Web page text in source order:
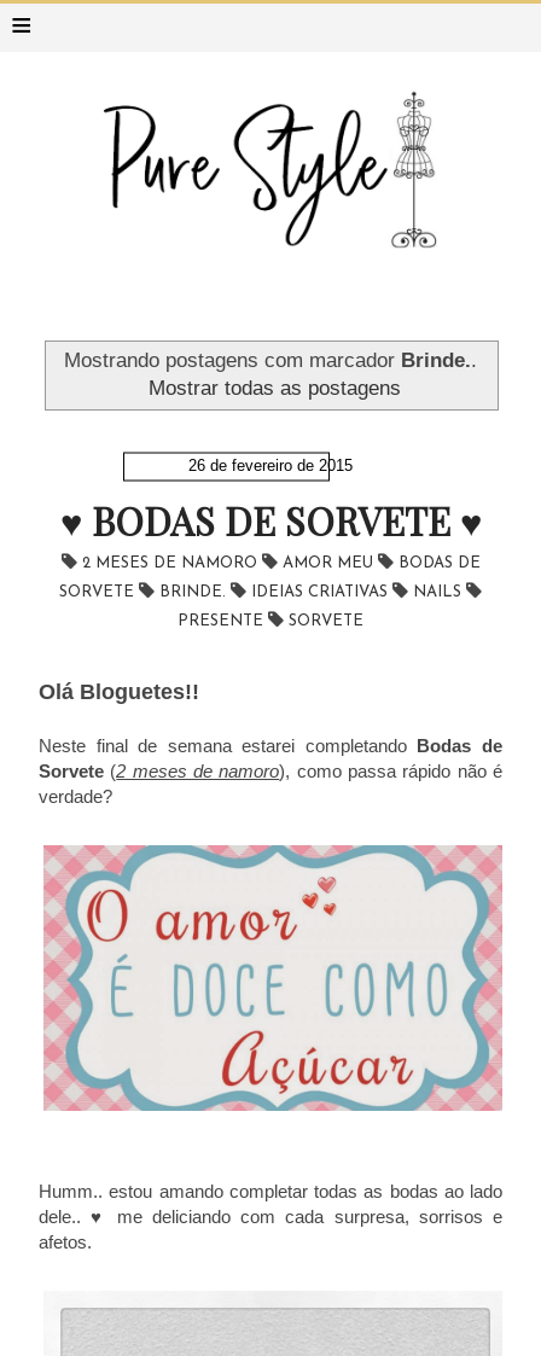
≡
Mostrando postagens com marcador Brinde..
Mostrar todas as postagens
26 de fevereiro de 2015
♥ BODAS DE SORVETE ♥
2 MESES DE NAMORO AMOR MEU
BODAS DE
SORVETE
BRINDE. IDEIAS CRIATIVAS
NAILS
PRESENTE
SORVETE
Olá Bloguetes!!
Neste final de semana estarei completando Bodas de
Sorvete (2 meses de namoro), como passa rápido não é
verdade?
Humm.. estou amando completar todas as bodas ao lado
dele.. ♥ me deliciando com cada surpresa, sorrisos e
afetos.